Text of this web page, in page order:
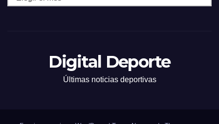
Digital Deporte
Últimas noticias deportivas